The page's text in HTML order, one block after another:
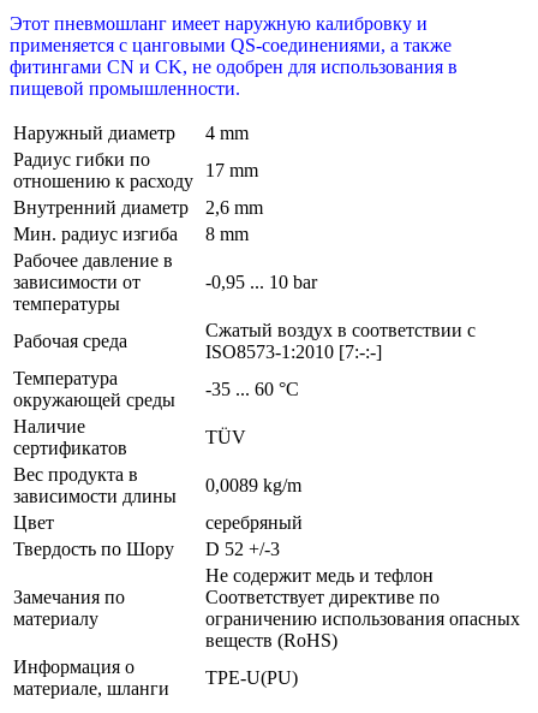
Этот пневмошланг имеет наружную калибровку и
применяется с цанговыми QS-соединениями, а также
фитингами CN и CK, не одобрен для использования в
пищевой промышленности.
Наружный диаметр
4 mm
Радиус гибки по
отношению к расходу
17 mm
Внутренний диаметр
2,6 mm
Мин. радиус изгиба
8 mm
Рабочее давление в
зависимости от
температуры
-0,95 ... 10 bar
Рабочая среда
Сжатый воздух в соответствии с
ISO8573-1:2010 [7:-:-]
Температура
окружающей среды
-35 ... 60 °C
Наличие
сертификатов
TÜV
Вес продукта в
зависимости длины
0,0089 kg/m
Цвет
серебряный
Твердость по Шору
D 52 +/-3
Замечания по
материалу
Не содержит медь и тефлон
Соответствует директиве по
ограничению использования опасных
веществ (RoHS)
Информация о
материале, шланги
TPE-U(PU)